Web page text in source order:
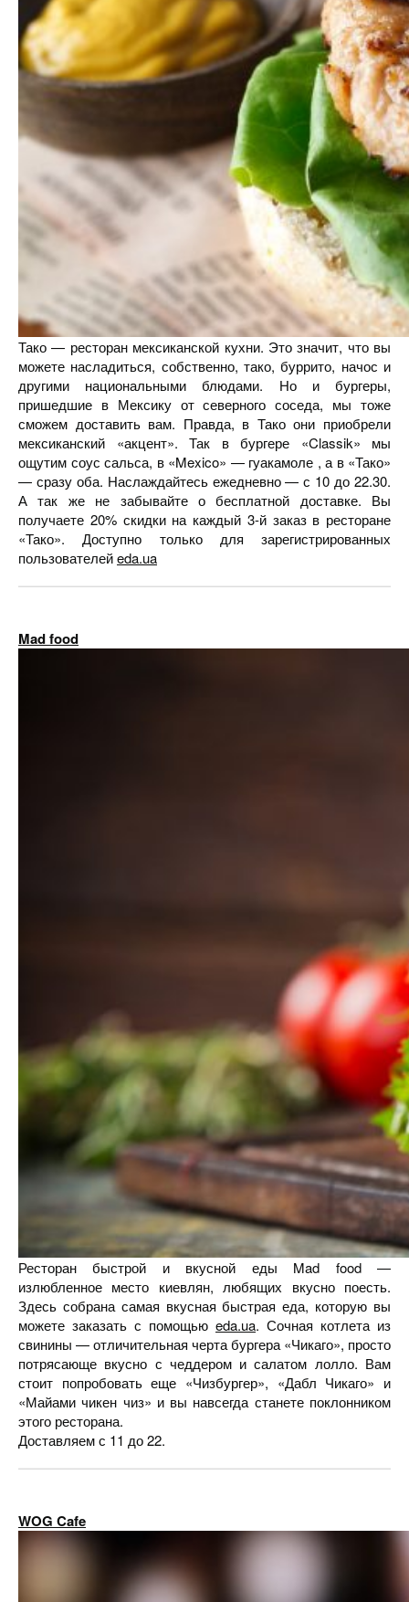
Тако — ресторан мексиканской кухни. Это значит, что вы
можете насладиться, собственно, тако, буррито, начос и
другими национальными блюдами. Но и бургеры,
пришедшие в Мексику от северного соседа, мы тоже
сможем доставить вам. Правда, в Тако они приобрели
мексиканский «акцент». Так в бургере «Classik» мы
ощутим соус сальса, в «Mexico» — гуакамоле , а в «Тако»
— сразу оба. Наслаждайтесь ежедневно — с 10 до 22.30.
А так же не забывайте о бесплатной доставке. Вы
получаете 20% скидки на каждый 3-й заказ в ресторане
«Тако». Доступно только для зарегистрированных
пользователейeda.ua
Mad food
Ресторан быстрой и вкусной еды Mad food —
излюбленное место киевлян, любящих вкусно поесть.
Здесь собрана самая вкусная быстрая еда, которую вы
можете заказать с помощью eda.ua. Сочная котлета из
свинины — отличительная черта бургера «Чикаго», просто
потрясающе вкусно с чеддером и салатом лолло. Вам
стоит попробовать еще «Чизбургер», «Дабл Чикаго» и
«Майами чикен чиз» и вы навсегда станете поклонником
этого ресторана.
Доставляем с 11 до 22.
WOG Cafe